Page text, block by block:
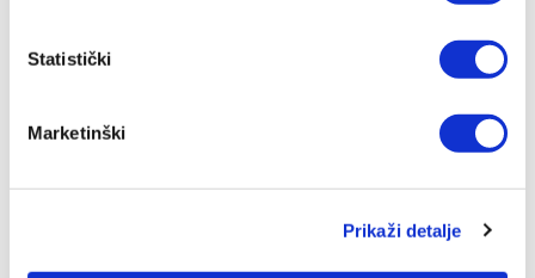
Statistički
Marketinški
Prikaži detalje
Zrinjski – Čelik, WWin liga BiH